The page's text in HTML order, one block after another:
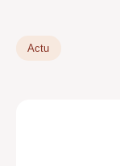
Actu